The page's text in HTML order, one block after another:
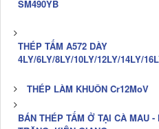
SM490YB
THÉP TẤM A572 DÀY
4LY/6LY/8LY/10LY/12LY/14LY/
THÉP LÀM KHUÔN Cr12MoV
BÁN THÉP TẤM Ở TẠI CÀ MAU